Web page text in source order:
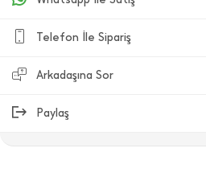
Telefon İle Sipariş
Arkadaşına Sor
Paylaş